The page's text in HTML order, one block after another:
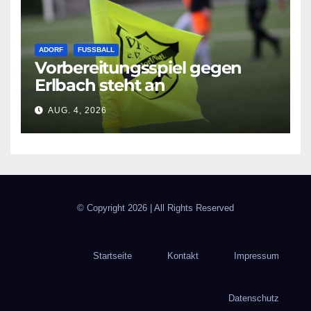
ADORF FUSSBALL
Vorbereitungsspiel gegen
Erlbach steht an
AUG. 4, 2026
© Copyright 2026 | All Rights Reserved
Startseite Kontakt Impressum
Datenschutz